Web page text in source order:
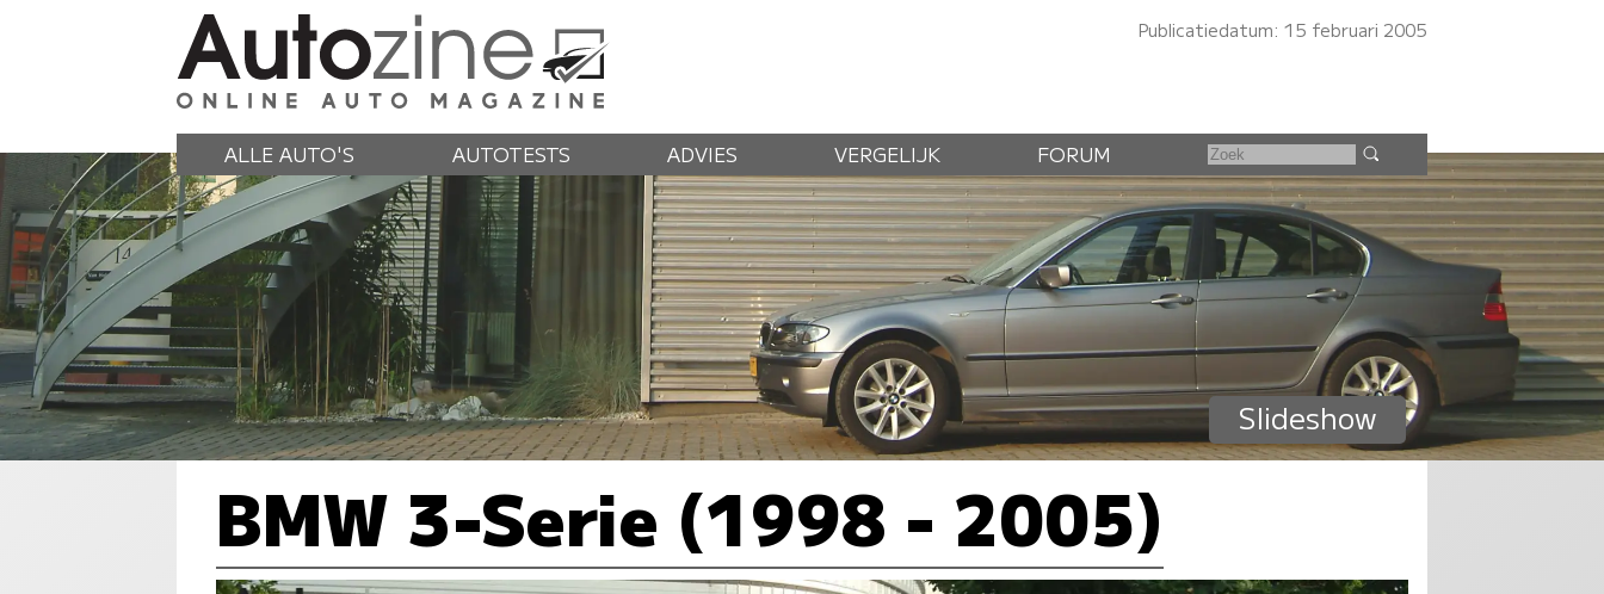
Publicatiedatum: 15 februari 2005
ALLE AUTO'S AUTOTESTS ADVIES VERGELIJK FORUM
Slideshow
BMW 3-Serie (1998 - 2005)